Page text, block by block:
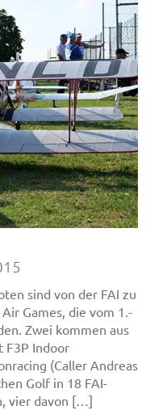
sind von der FAI zu
Games, die vom 1.-
Zwei kommen aus
F3P Indoor
(Caller Andreas
Golf in 18 FAI-
vier davon […]